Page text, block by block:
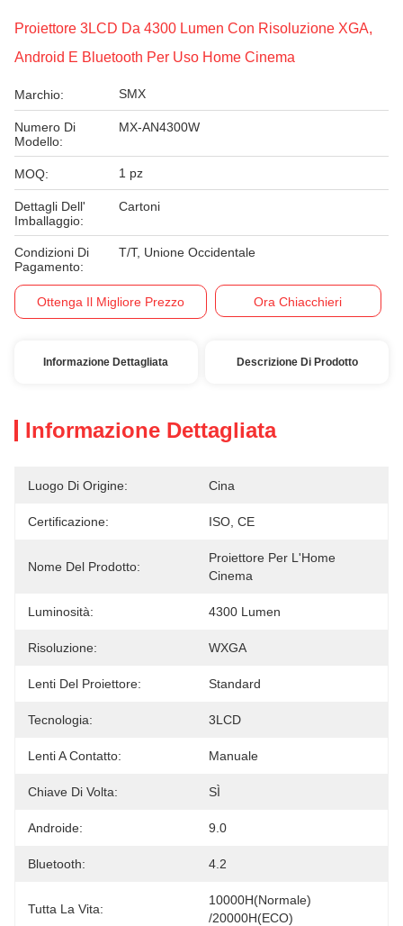
Proiettore 3LCD Da 4300 Lumen Con Risoluzione XGA,
Android E Bluetooth Per Uso Home Cinema
Marchio: SMX
Numero Di
Modello:
MX-AN4300W
MOQ: 1 pz
Dettagli Dell'
Imballaggio:
Cartoni
Condizioni Di
Pagamento:
T/T, Unione Occidentale
Ottenga Il Migliore Prezzo Ora Chiacchieri
Informazione Dettagliata Descrizione Di Prodotto
Informazione Dettagliata
Luogo Di Origine: Cina
Certificazione: ISO, CE
Nome Del Prodotto:
Proiettore Per L'Home
Cinema
Luminosità: 4300 Lumen
Risoluzione: WXGA
Lenti Del Proiettore: Standard
Tecnologia: 3LCD
Lenti A Contatto: Manuale
Chiave Di Volta: SÌ
Androide: 9.0
Bluetooth: 4.2
Tutta La Vita:
10000H(Normale)
/20000H(ECO)